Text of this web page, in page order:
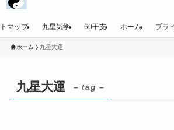
マップ 九星気学 60干支 ホーム プラ
ホーム 九星大運
九星大運 – tag –